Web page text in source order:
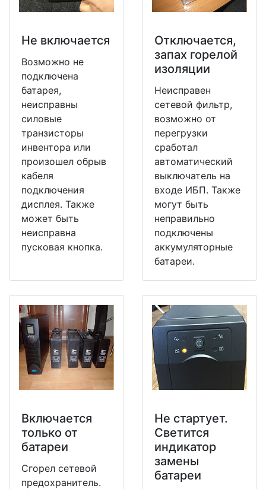
Не включается
Возможно не
подключена
батарея,
неисправны
силовые
транзисторы
инвентора или
произошел обрыв
кабеля
подключения
дисплея. Также
может быть
неисправна
пусковая кнопка.
Отключается,
запах горелой
изоляции
Неисправен
сетевой фильтр,
возможно от
перегрузки
сработал
автоматический
выключатель на
входе ИБП. Также
могут быть
неправильно
подключены
аккумуляторные
батареи.
Включается
только от
батареи
Сгорел сетевой
предохранитель.
Не стартует.
Светится
индикатор
замены
батареи